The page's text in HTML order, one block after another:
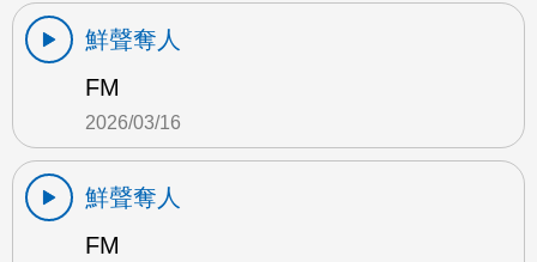
鮮聲奪人
FM
2026/03/16
鮮聲奪人
FM